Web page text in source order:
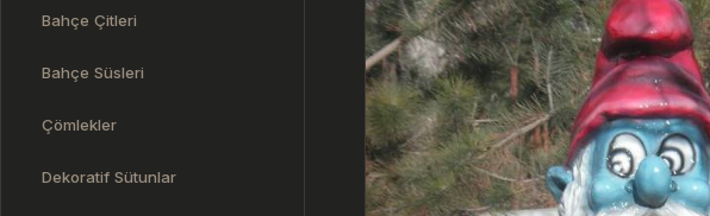
Bahçe Çitleri
Bahçe Süsleri
Çömlekler
Dekoratif Sütunlar